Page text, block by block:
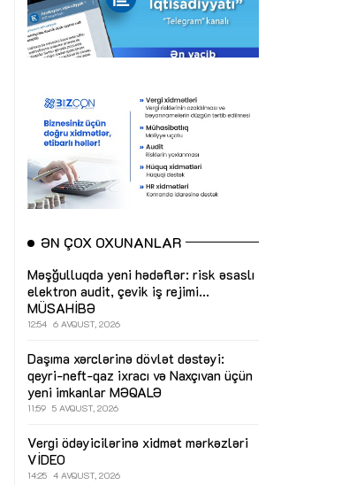
ƏN ÇOX OXUNANLAR
Məşğulluqda yeni hədəflər: risk əsaslı
elektron audit, çevik iş rejimi...
MÜSAHİBƏ
12:54 6 AVQUST, 2026
Daşıma xərclərinə dövlət dəstəyi:
qeyri-neft-qaz ixracı və Naxçıvan üçün
yeni imkanlar MƏQALƏ
11:59 5 AVQUST, 2026
Vergi ödəyicilərinə xidmət mərkəzləri
VİDEO
14:25 4 AVQUST, 2026